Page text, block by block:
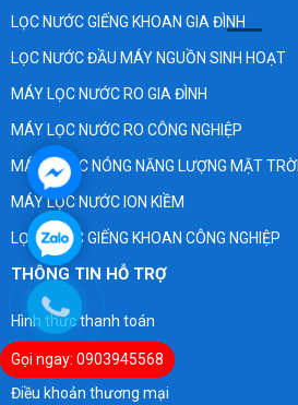
LỌC NƯỚC GIẾNG KHOAN GIA ĐÌNH
LỌC NƯỚC ĐẦU MÁY NGUỒN SINH HOẠT
MÁY LỌC NƯỚC RO GIA ĐÌNH
MÁY LỌC NƯỚC RO CÔNG NGHIỆP
MÁY NƯỚC NÓNG NĂNG LƯỢNG MẶT TRỜI
MÁY LỌC NƯỚC ION KIỀM
LỌC NƯỚC GIẾNG KHOAN CÔNG NGHIỆP
THÔNG TIN HỖ TRỢ
Hình thức thanh toán
Chính sách bảo hành
Điều khoản thương mại
Gọi ngay: 0903945568